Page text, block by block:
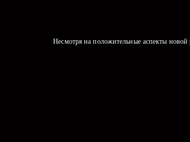
Несмотря на положительные аспекты новой